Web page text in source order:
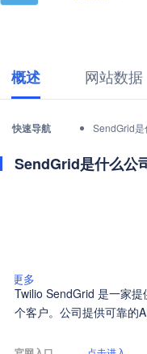
概述 网站数据
快速导航 SendGrid是
SendGrid是什么公
更多
Twilio SendGrid 是一家
个客户。公司提供可靠的